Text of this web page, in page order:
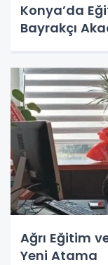
Konya’da
Bayrakçı
Ağrı Eğitim
Yeni Atama